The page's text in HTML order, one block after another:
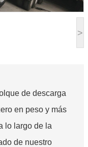
>
de descarga
en peso y más
lo largo de la
de nuestro